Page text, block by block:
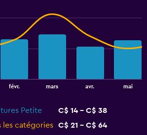
févr. mars avr. mai
Petite
C$ 14 - C$ 38
les catégories
C$ 21 - C$ 64